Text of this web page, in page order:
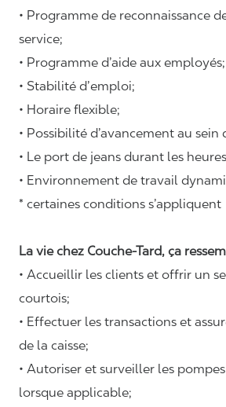
• Programme de reconnaissance
service;
• Programme d’aide aux employés;
• Stabilité d’emploi;
• Horaire flexible;
• Possibilité d’avancement au sein
• Le port de jeans durant les
• Environnement de travail
* certaines conditions s’appliquent
La vie chez Couche-Tard, ça
• Accueillir les clients et offrir un
courtois;
• Effectuer les transactions et
de la caisse;
• Autoriser et surveiller les pompes
lorsque applicable;